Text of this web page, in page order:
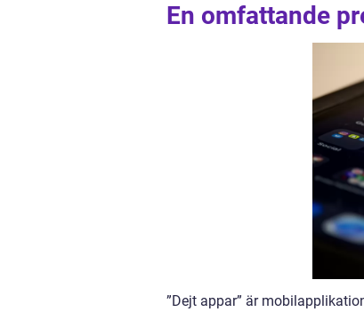
En omfattande
”Dejt appar” är